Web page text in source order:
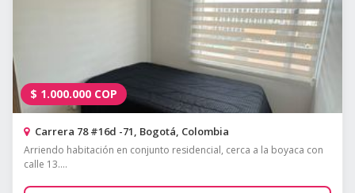
$ 1.000.000 COP
Carrera 78 #16d -71, Bogotá, Colombia
Arriendo habitación en conjunto residencial, cerca a la boyaca con
calle 13....